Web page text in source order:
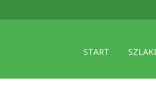
START SZLAKI